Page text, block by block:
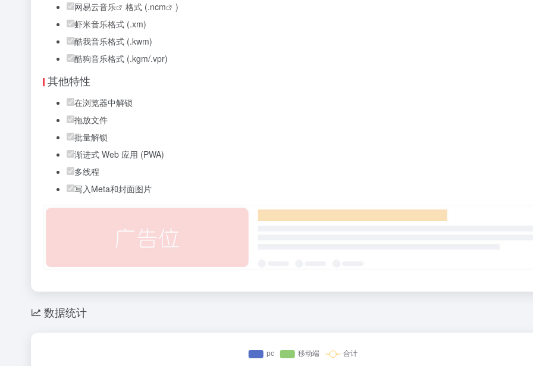
网易云音乐
格式 (.ncm
)
虾米音乐格式 (.xm)
酷我音乐格式 (.kwm)
酷狗音乐格式 (.kgm/.vpr)
其他特性
在浏览器中解锁
拖放文件
批量解锁
渐进式 Web 应用 (PWA)
多线程
写入Meta和封面图片
数据统计